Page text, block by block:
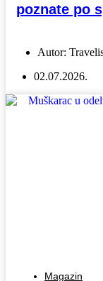
poznate po
Autor:
02.07.2026.
Magazin